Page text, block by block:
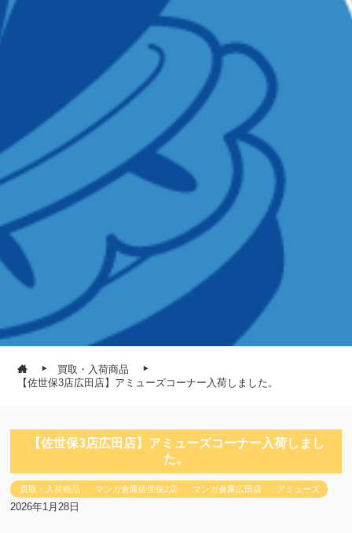
買取・入荷商品
【佐世保3店広田店】アミューズコーナー入荷しました。
【佐世保3店広田店】アミューズコーナー入荷しまし
た。
買取・入荷商品 マンガ倉庫佐世保2店 マンガ倉庫広田店 アミューズ
2026年1月28日